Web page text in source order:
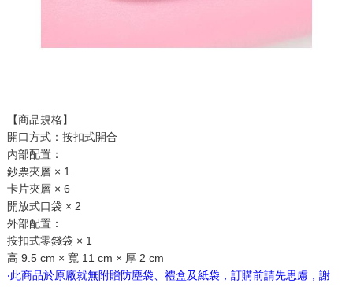
【商品規格】
開口方式：按扣式開合
內部配置：
鈔票夾層 × 1
卡片夾層 × 6
開放式口袋 × 2
外部配置：
按扣式零錢袋 × 1
高 9.5 cm × 寬 11 cm × 厚 2 cm
‧此商品於原廠就無附贈防塵袋、禮盒及紙袋，訂購前請先思慮，謝